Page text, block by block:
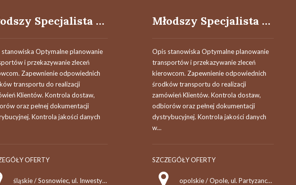
Młodszy Specjalista / Młodsza Specjalistka ds. Dystrybucji
stanowiska Optymalne planowanie
i przekazywanie zleceń
Zapewnienie odpowiednich
transportu do realizacji
Klientów. Kontrola dostaw,
oraz pełnej dokumentacji
Kontrola jakości danych
OFERTY
śląskie / Sosnowiec, ul. Inwestycyjna 6
Młodszy Specjalista / Młodsza Specjalistka ds. Dystrybucji
Opis stanowiska Optymalne planowanie
transportów i przekazywanie zleceń
kierowcom. Zapewnienie odpowiednich
środków transportu do realizacji
zamówień Klientów. Kontrola dostaw,
odbiorów oraz pełnej dokumentacji
dystrybucyjnej. Kontrola jakości danych
w...
SZCZEGÓŁY OFERTY
opolskie / Opole, ul. Partyzancka 95